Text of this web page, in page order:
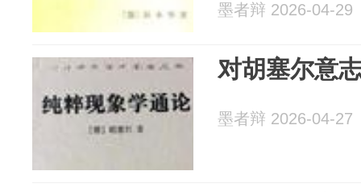
墨者辩 2026-04-29
对胡塞尔意
墨者辩 2026-04-27